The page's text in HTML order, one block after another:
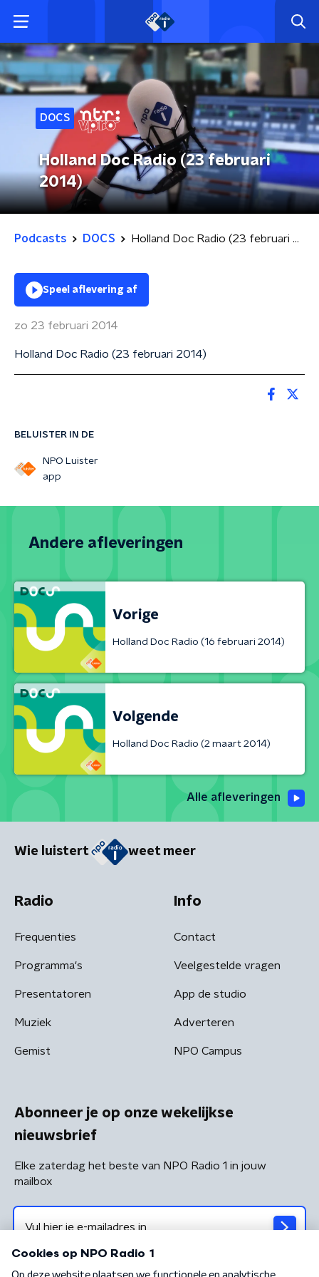
DOCS
Holland Doc Radio (23 februari
2014)
Podcasts DOCS Holland Doc Radio (23 februari 2014)
BELUISTER IN DE
NPO Luister
app
Speel aflevering af
zo 23 februari 2014
Holland Doc Radio (23 februari 2014)
Andere afleveringen
Vorige
Holland Doc Radio (16 februari 2014)
Volgende
Holland Doc Radio (2 maart 2014)
Alle afleveringen
Wie luistert weet meer
Radio
Frequenties
Programma's
Presentatoren
Muziek
Gemist
Info
Contact
Veelgestelde vragen
App de studio
Adverteren
NPO Campus
Abonneer je op onze wekelijkse
nieuwsbrief
Elke zaterdag het beste van NPO Radio 1 in jouw
mailbox